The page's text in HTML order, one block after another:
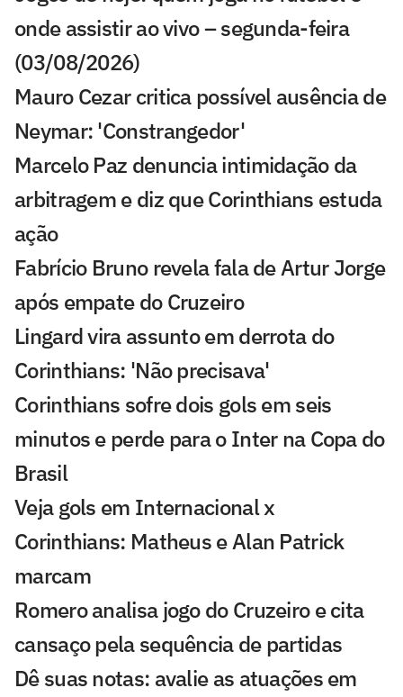
onde assistir ao vivo – segunda-feira
(03/08/2026)
Mauro Cezar critica possível ausência de
Neymar: 'Constrangedor'
Marcelo Paz denuncia intimidação da
arbitragem e diz que Corinthians estuda
ação
Fabrício Bruno revela fala de Artur Jorge
após empate do Cruzeiro
Lingard vira assunto em derrota do
Corinthians: 'Não precisava'
Corinthians sofre dois gols em seis
minutos e perde para o Inter na Copa do
Brasil
Veja gols em Internacional x
Corinthians: Matheus e Alan Patrick
marcam
Romero analisa jogo do Cruzeiro e cita
cansaço pela sequência de partidas
Dê suas notas: avalie as atuações em